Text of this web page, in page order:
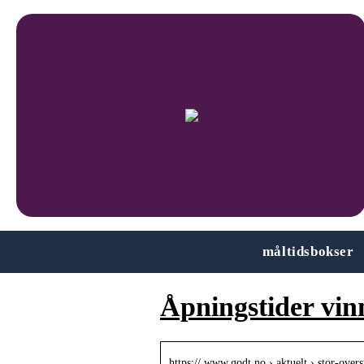
måltidsbokser
Åpningstider